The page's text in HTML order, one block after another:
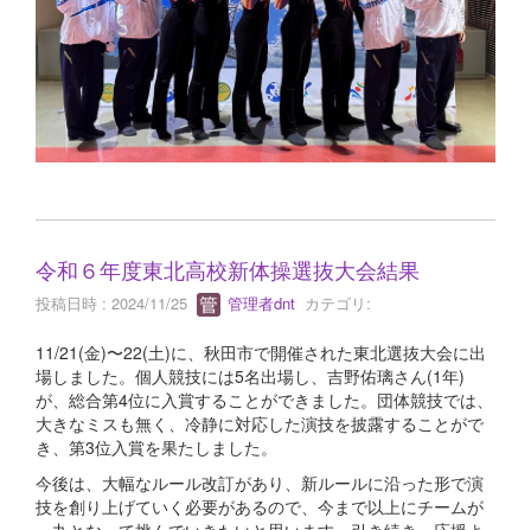
令和６年度東北高校新体操選抜大会結果
投稿日時 : 2024/11/25 管理者dnt カテゴリ:
11/21(金)〜22(土)に、秋田市で開催された東北選抜大会に出
場しました。個人競技には5名出場し、吉野佑璃さん(1年)
が、総合第4位に入賞することができました。団体競技では、
大きなミスも無く、冷静に対応した演技を披露することがで
き、第3位入賞を果たしました。
今後は、大幅なルール改訂があり、新ルールに沿った形で演
技を創り上げていく必要があるので、今まで以上にチームが